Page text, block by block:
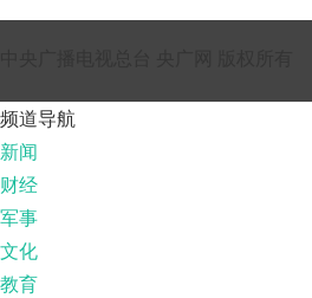
频道导航
新闻
财经
军事
文化
教育